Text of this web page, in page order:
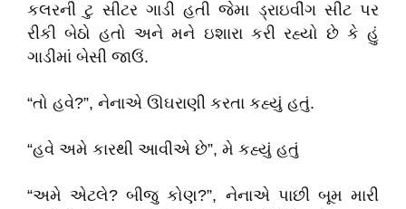
કલરની ટુ સીટર ગાડી હતી જેમા ડ્રાઇવીંગ સીટ પર
રીકી બેઠો હતો અને મને ઇશારા કરી રહ્યો છે કે હું
ગાડીમાં બેસી જાઉં.
“તો હવે?”, નેનાએ ઊઘરાણી કરતા કહ્યું હતું.
“હવે અમે કારથી આવીએ છે”, મે કહ્યું હતું
“અમે એટલે? બીજુ કોણ?”, નેનાએ પાછી બૂમ મારી